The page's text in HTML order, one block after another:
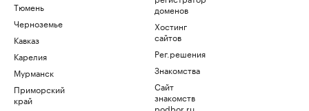
Тюмень
Черноземье
Кавказ
Карелия
Мурманск
Приморский
край
доменов
Хостинг
сайтов
Рег.решения
Знакомства
Сайт
знакомств
podbor.ru